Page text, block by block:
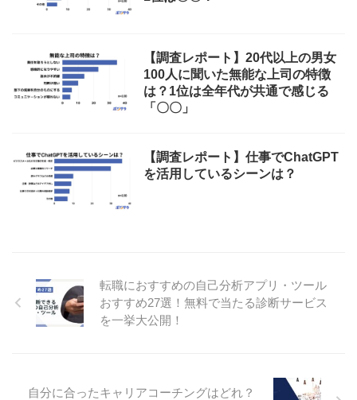
【調査レポート】20代以上の男女
100人に聞いた無能な上司の特徴
は？1位は全年代が共通で感じる
「〇〇」
【調査レポート】仕事でChatGPT
を活用しているシーンは？
転職におすすめの自己分析アプリ・ツール
おすすめ27選！無料で当たる診断サービス
を一挙大公開！
自分に合ったキャリアコーチングはどれ？